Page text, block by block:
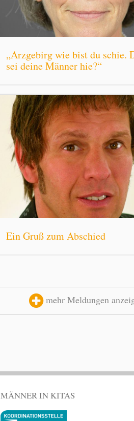
„Arzgebirg wie bist du schie.
sei deine Männer hie?“
Ein Gruß zum Abschied
mehr Meldungen
MÄNNER IN KITAS